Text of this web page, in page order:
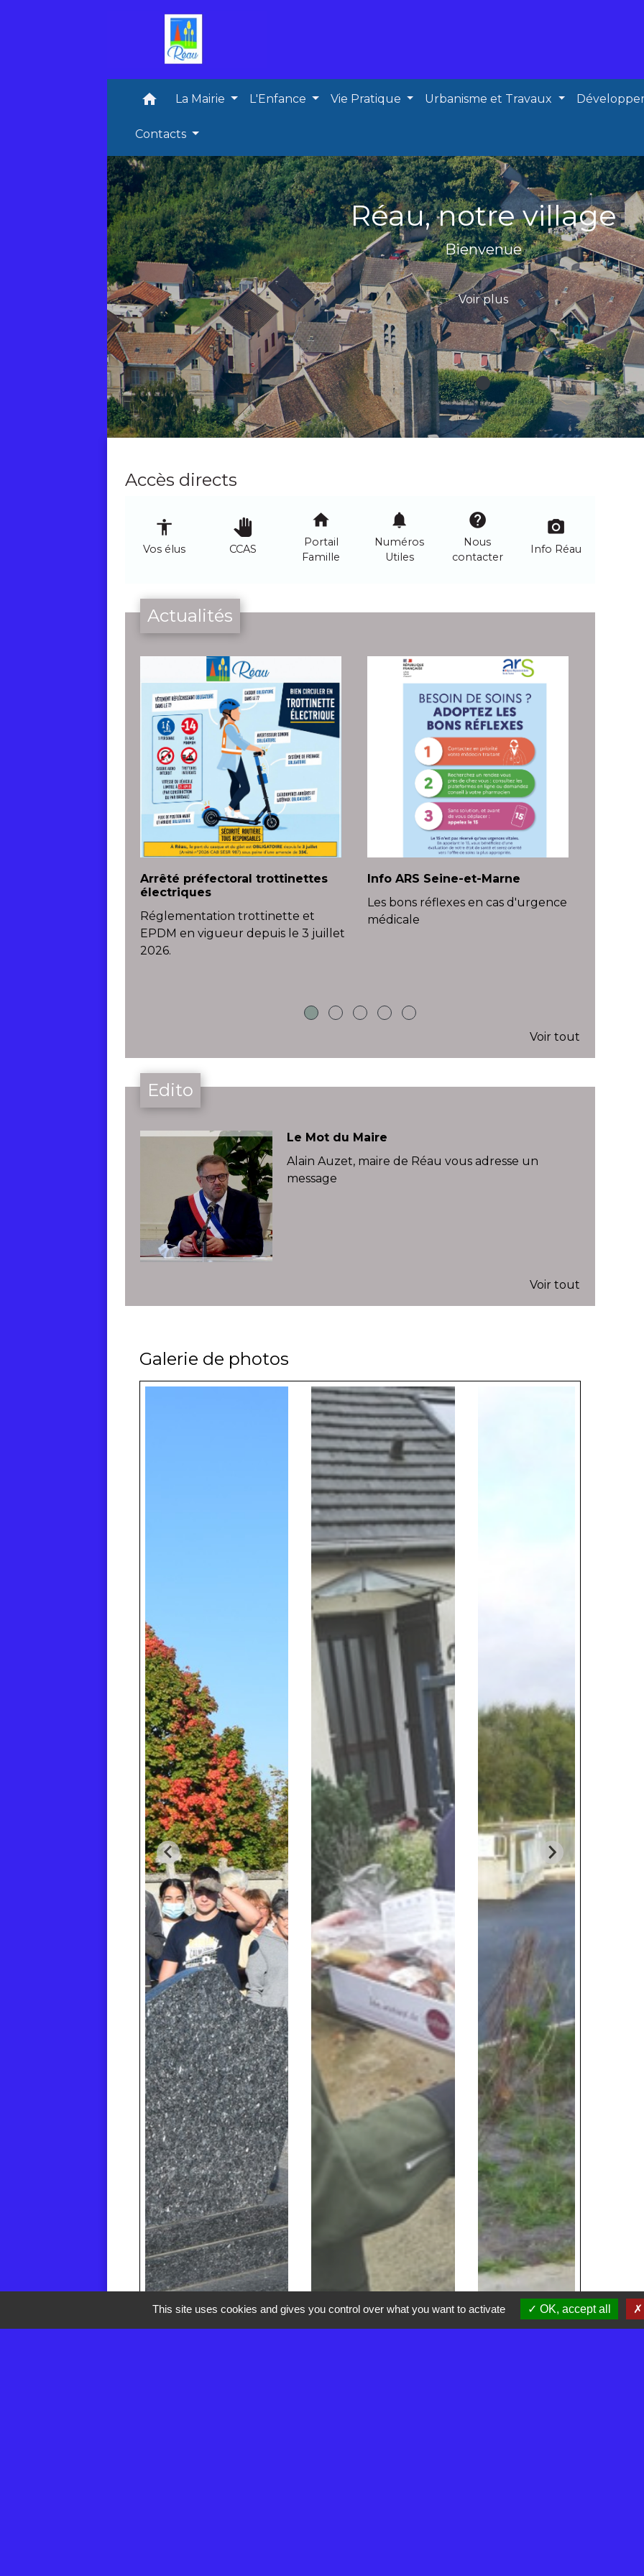
home La Mairie L'Enfance Vie Pratique Urbanisme et Travaux
Contacts
Réau, notre village
Bienvenue
Voir plus
Accès directs
accessibility
Vos élus
pan_tool
CCAS
home
Portail
Famille
notifications
Numéros
Utiles
help
Nous
contacter
camera_alt
Info Réau
Actualités
Arrêté préfectoral trottinettes
électriques
Réglementation trottinette et
EPDM en vigueur depuis le 3 juillet
2026.
Info ARS Seine-et-Marne
Les bons réflexes en cas d'urgence
médicale
Voir tout
Edito
Le Mot du Maire
Alain Auzet, maire de Réau vous adresse un
message
Voir tout
Galerie de photos
This site uses cookies and gives you control over what you want to activate OK, accept all